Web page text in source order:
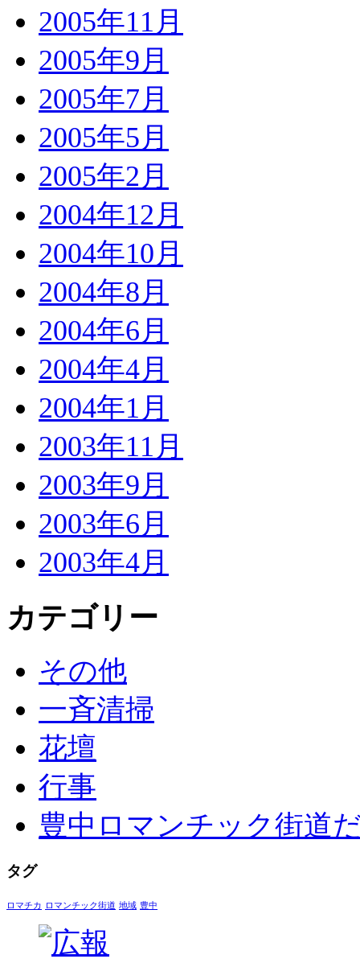
2005年11月
2005年9月
2005年7月
2005年5月
2005年2月
2004年12月
2004年10月
2004年8月
2004年6月
2004年4月
2004年1月
2003年11月
2003年9月
2003年6月
2003年4月
カテゴリー
その他
一斉清掃
花壇
行事
豊中ロマンチック街道
タグ
ロマチカ ロマンチック街道 地域 豊中